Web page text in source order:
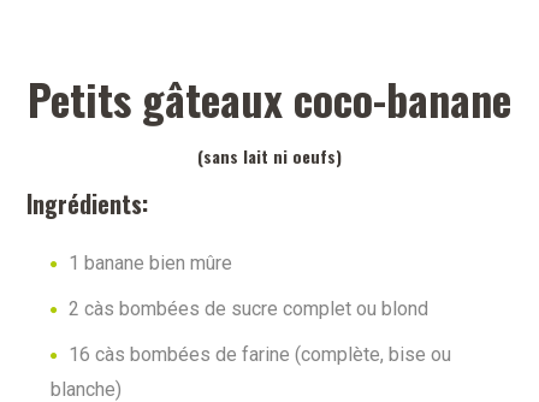
Petits gâteaux coco-banane
(sans lait ni oeufs)
Ingrédients:
1banane bien mûre
2 càs bombées de sucre complet oublond
16 càs bombées de farine (complète,bise ou
blanche)